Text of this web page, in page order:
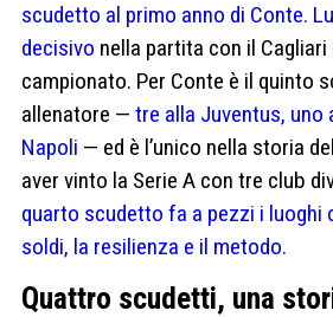
scudetto al primo anno di Conte.
decisivo nella partita con il Cagliari
campionato. Per Conte è il quinto
allenatore — tre alla Juventus, uno
Napoli — ed è l’unico nella storia
aver vinto la Serie A con tre club
quarto scudetto fa a pezzi i luoghi
soldi, la resilienza e il metodo.
Quattro scudetti, una